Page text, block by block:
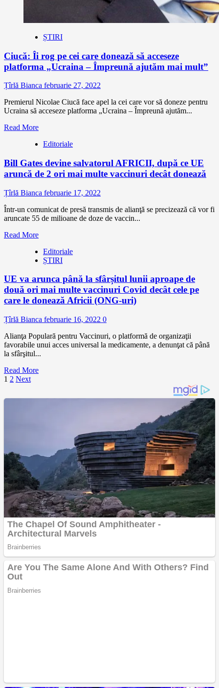
ȘTIRI
Ciucă: Îi rog pe cei care donează să acceseze
platforma „Ucraina – Împreună ajutăm mai mult”
Țîrlă Bianca februarie 27, 2022
Premierul Nicolae Ciucă face apel la cei care vor să doneze pentru
Ucraina să acceseze platforma „Ucraina – Împreună ajutăm...
Read More
Editoriale
Bill Gates devine salvatorul AFRICII, după ce UE
aruncă de 2 ori mai multe vaccinuri decât donează
Țîrlă Bianca februarie 17, 2022
Într-un comunicat de presă transmis de alianţă se precizează că vor fi
aruncate 55 de milioane de doze de vaccin...
Read More
Editoriale
ȘTIRI
UE va arunca până la sfârșitul lunii aproape de
două ori mai multe vaccinuri Covid decât cele pe
care le donează Africii (ONG-uri)
Țîrlă Bianca februarie 16, 2022 0
Alianţa Populară pentru Vaccinuri, o platformă de organizaţii
favorabile unui acces universal la medicamente, a denunţat că până
la sfârşitul...
Read More
Paginație
1 2 Next